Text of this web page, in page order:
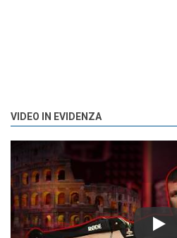
VIDEO IN EVIDENZA
Play